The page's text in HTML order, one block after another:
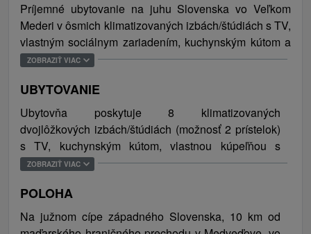
Príjemné ubytovanie na juhu Slovenska vo Veľkom
Mederi v ôsmich klimatizovaných izbách/štúdiách s TV,
vlastným sociálnym zariadením, kuchynským kútom a
balkónom. V exteriéri si je možné príjemne posedieť na
najmenších návštevníkov sú pripravené detské hračky
a trampolína. Samozrejmosťou je bezplatné WiFi
pripojenie na internet a parkovanie zabezpečené
priamo vo dvore objektu (10 parkovacích miest). Po
dohode je možný aj pobyt s domácim zvieraťom.
Ubytovanie a prostredie je ideálne na strávenie letnej
dovolenky pre rodiny s deťmi, páry a skupiny priateľov.
Mestečko Žitného ostrova je jedným z
ZOBRAZIŤ VIAC
UBYTOVANIE
Ubytovňa poskytuje 8 klimatizovaných
dvojlôžkových izbách/štúdiách (možnosť 2 prístelok)
s TV, kuchynským kútom, vlastnou kúpeľňou s
toaletou (sprchový kút, umývadlo) a balkónom.
16 prísteliek).
ZOBRAZIŤ VIAC
POLOHA
Na južnom cípe západného Slovenska, 10 km od